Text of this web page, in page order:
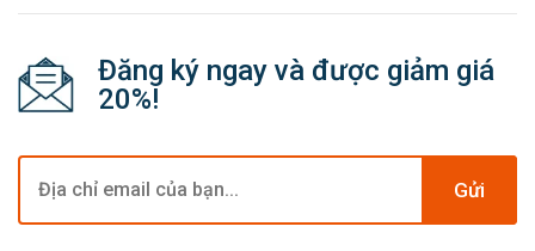
Đăng ký ngay và được giảm giá
20%!
Gửi